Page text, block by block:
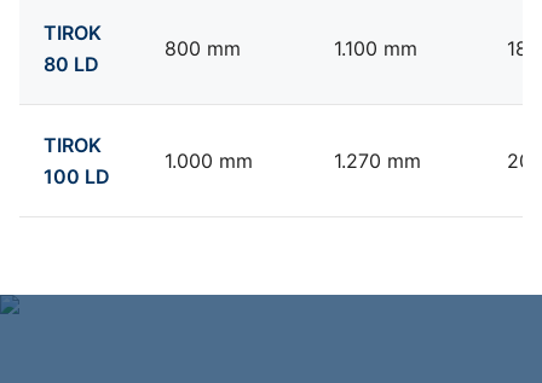
TIROK
80 LD
800 mm 1.100 mm
TIROK
100 LD
1.000 mm 1.270 mm